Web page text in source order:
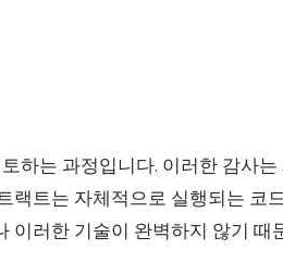
하는 과정입니다. 이러한 감사는
랙트는 자체적으로 실행되는 코
이러한 기술이 완벽하지 않기 때